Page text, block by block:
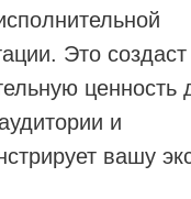
Это создаст
ценность
и
вашу